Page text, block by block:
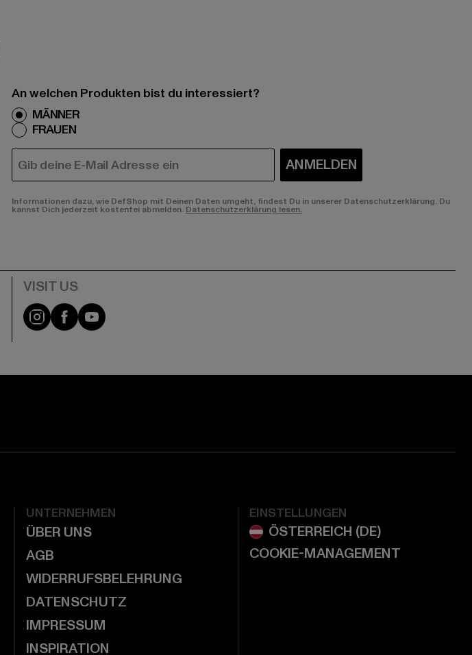
An welchen Produkten bist du interessiert?
MÄNNER
FRAUEN
E-MAIL ANMELDEN
Informationen dazu, wie DefShop mit Deinen Daten umgeht, findest Du in unserer Datenschutzerklärung. Du
kannst Dich jederzeit kostenfei abmelden. Datenschutzerklärung lesen.
Visit our Instagram page:
Visit our Facebook page:
Visit our YouTube channel:
UNTERNEHMEN
ÜBER UNS
AGB
WIDERRUFSBELEHRUNG
DATENSCHUTZ
IMPRESSUM
INSPIRATION
EINSTELLUNGEN
COOKIE-MANAGEMENT